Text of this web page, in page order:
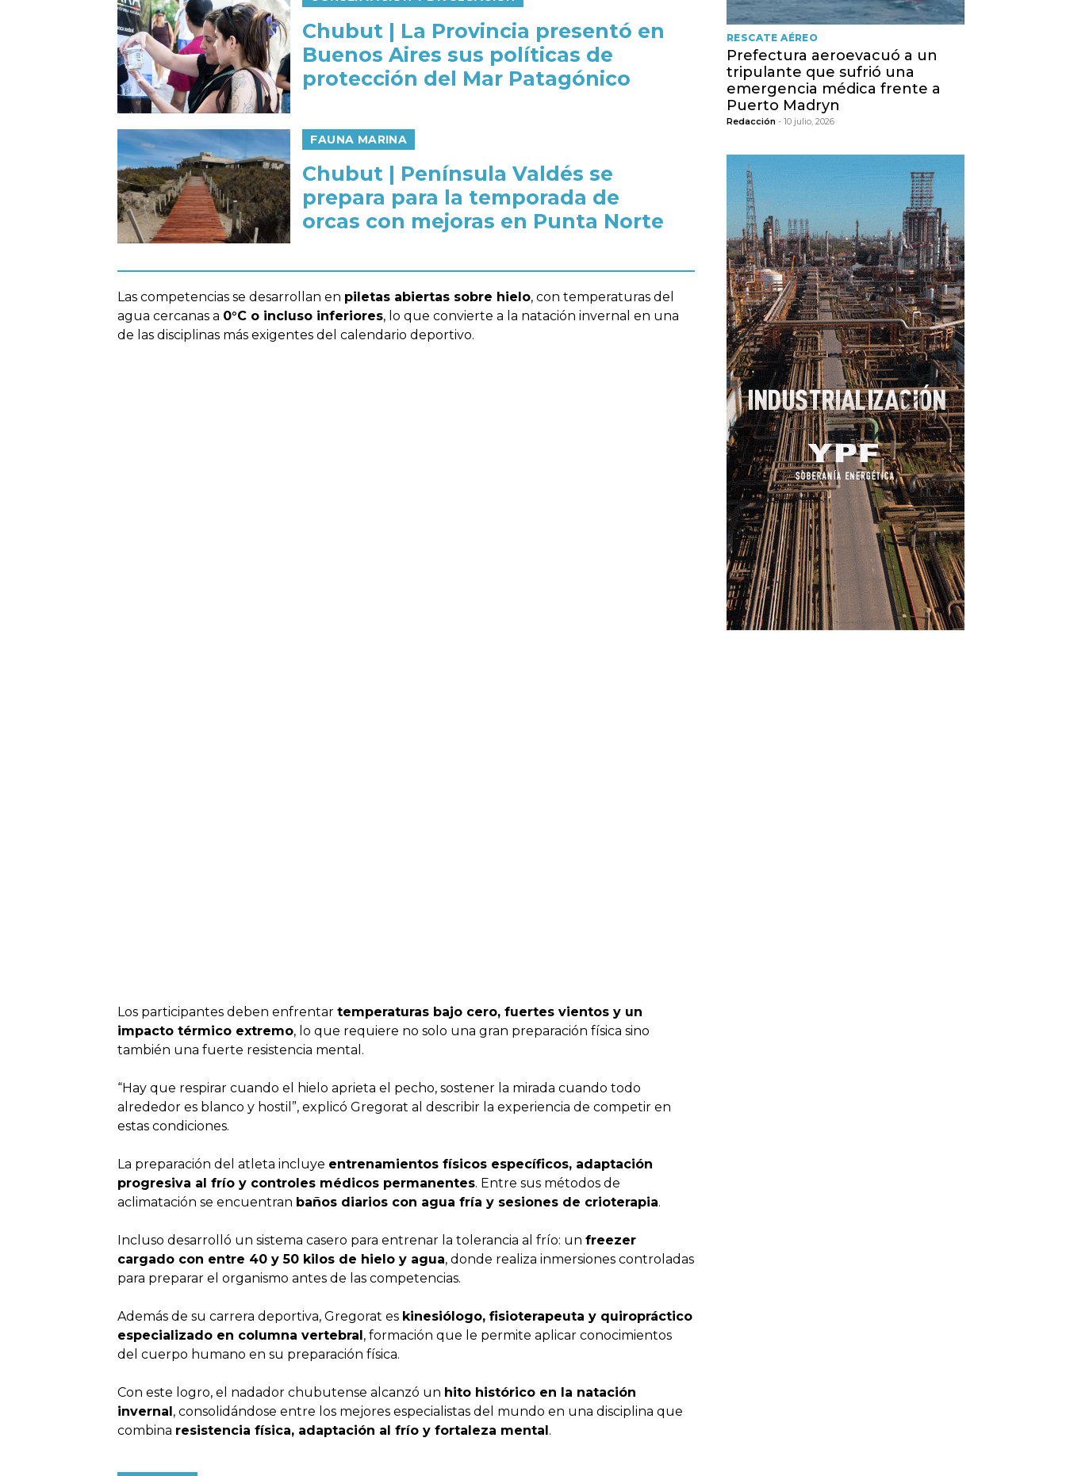
Chubut | La Provincia presentó en
Buenos Aires sus políticas de
protección del Mar Patagónico
FAUNA MARINA
Chubut | Península Valdés se
prepara para la temporada de
orcas con mejoras en Punta Norte
Las competencias se desarrollan en piletas abiertas sobre hielo, con temperaturas del
agua cercanas a 0°C o incluso inferiores, lo que convierte a la natación invernal en una
de las disciplinas más exigentes del calendario deportivo.
Los participantes deben enfrentar temperaturas bajo cero, fuertes vientos y un
impacto térmico extremo, lo que requiere no solo una gran preparación física sino
también una fuerte resistencia mental.
“Hay que respirar cuando el hielo aprieta el pecho, sostener la mirada cuando todo
alrededor es blanco y hostil”, explicó Gregorat al describir la experiencia de competir en
estas condiciones.
La preparación del atleta incluye entrenamientos físicos específicos, adaptación
progresiva al frío y controles médicos permanentes. Entre sus métodos de
aclimatación se encuentran baños diarios con agua fría y sesiones de crioterapia.
Incluso desarrolló un sistema casero para entrenar la tolerancia al frío: un freezer
cargado con entre 40 y 50 kilos de hielo y agua, donde realiza inmersiones controladas
para preparar el organismo antes de las competencias.
Además de su carrera deportiva, Gregorat es kinesiólogo, fisioterapeuta y quiropráctico
especializado en columna vertebral, formación que le permite aplicar conocimientos
del cuerpo humano en su preparación física.
Con este logro, el nadador chubutense alcanzó un hito histórico en la natación
invernal, consolidándose entre los mejores especialistas del mundo en una disciplina que
combina resistencia física, adaptación al frío y fortaleza mental.
RESCATE AÉREO
Prefectura aeroevacuó a un
tripulante que sufrió una
emergencia médica frente a
Puerto Madryn
Redacción - 10 julio, 2026